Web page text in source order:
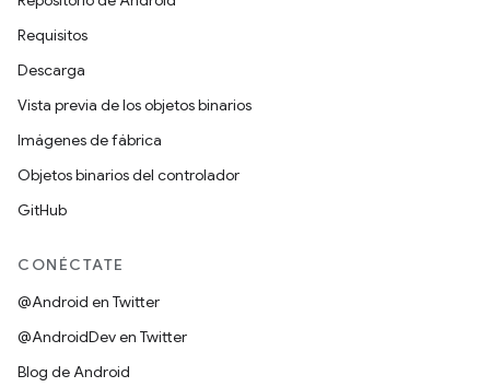
Requisitos
Descarga
Vista previa de los objetos binarios
Imágenes de fábrica
Objetos binarios del controlador
GitHub
CONÉCTATE
@Android en Twitter
@AndroidDev en Twitter
Blog de Android